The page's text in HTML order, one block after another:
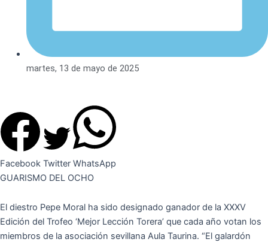
martes, 13 de mayo de 2025
Facebook Twitter WhatsApp
GUARISMO DEL OCHO
El diestro Pepe Moral ha sido designado ganador de la XXXV
Edición del Trofeo ‘Mejor Lección Torera’ que cada año votan los
miembros de la asociación sevillana Aula Taurina. “El galardón